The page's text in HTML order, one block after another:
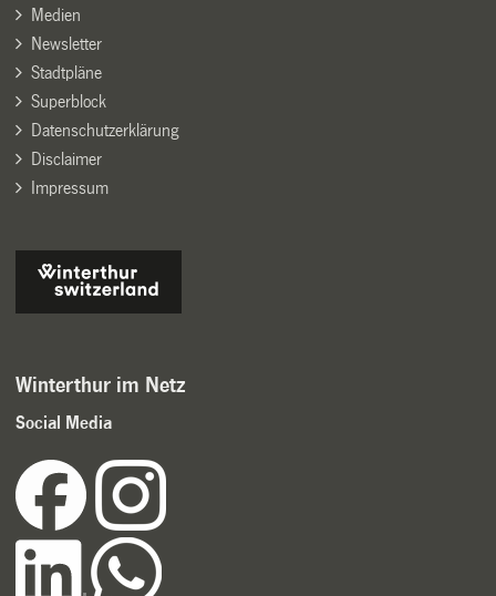
Medien
Newsletter
Stadtpläne
Superblock
Datenschutzerklärung
Disclaimer
Impressum
Winterthur im Netz
Social Media